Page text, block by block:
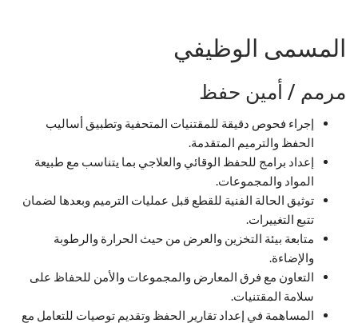
المسمى الوظيفي
مرمم / أمين حفظ
إجراء فحوص دقيقة للمقتنيات المتحفية وتطبيق أساليب
الحفظ والترميم المتقدمة.
إعداد برامج للحفظ الوقائي والعلاجي بما يتناسب مع طبيعة
المواد والمجموعات.
توثيق الحالة الفنية للقطع قبل عمليات الترميم وبعدها لضمان
تتبع التغييرات.
متابعة بيئة التخزين والعرض من حيث الحرارة والرطوبة
والإضاءة.
التعاون مع فرق المعارض والمجموعات والأمن للحفاظ على
سلامة المقتنيات.
المساهمة في إعداد تقارير الحفظ وتقديم توصيات للتعامل مع